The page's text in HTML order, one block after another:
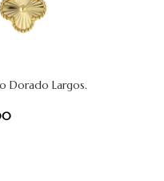
Dorado Largos.